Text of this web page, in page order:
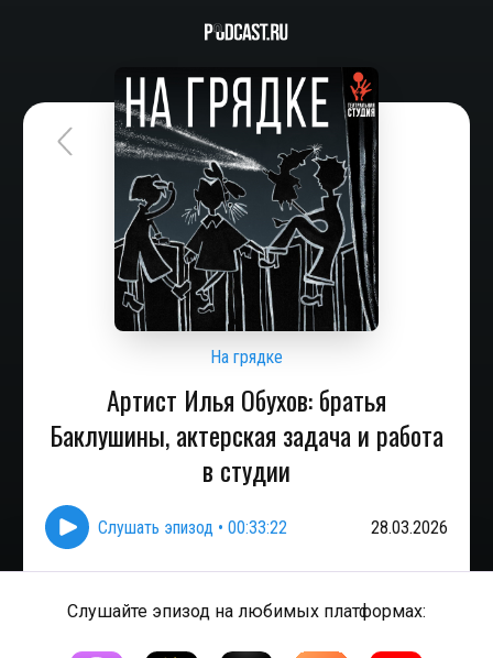
На грядке
Артист Илья Обухов: братья
Баклушины, актерская задача и работа
в студии
Слушать эпизод • 00:33:22 28.03.2026
Слушайте эпизод на любимых платформах: